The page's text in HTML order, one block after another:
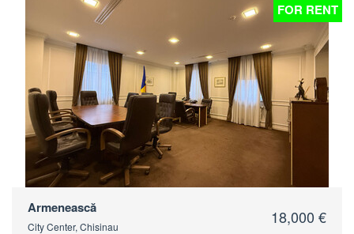
FOR RENT
Armenească
City Center, Chisinau 18,000 €